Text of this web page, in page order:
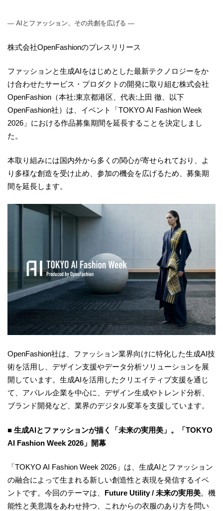
― AIとファッション、その共創を広げる ―
株式会社OpenFashionのプレスリリース
ファッションと生成AIをはじめとした最新テクノロジーをか
け合わせたサービス・プロダクトの開発に取り組む株式会社
OpenFashion（本社:東京都港区、代表:上田 徹、以下
OpenFashion社）は、イベント「TOKYO AI Fashion Week
2026」における作品募集期間を延長することを決定しまし
た。
本取り組みには国内外から多くの関心が寄せられており、よ
り多様な創造を受け止め、参加の機会を広げるため、募集期
間を延長します。
OpenFashion社は、ファッション業界向けに特化した生成AI技
術を活用し、デザイン支援やデータ分析ソリューションを展
開しています。生成AIを活用したクリエイティブ支援を通じ
て、アパレル企業を中心に、デザイン生成やトレンド分析、
ブランド開発など、業界のデジタル変革を支援しています。
■ 生成AIとファッションが描く「未来の実用美」。「TOKYO
AI Fashion Week 2026」開幕
「TOKYO AI Fashion Week 2026」は、生成AIとファッション
の融合によって生まれる新しい創造性と表現を発信するイベ
ントです。今回のテーマは、 Future Utility / 未来の実用美。機
能性と美意識をあわせ持つ、これからの衣服のあり方を問い